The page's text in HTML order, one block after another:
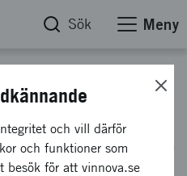
Sök Meny
för
och vill därför
och funktioner som
besök för att vinnova.se